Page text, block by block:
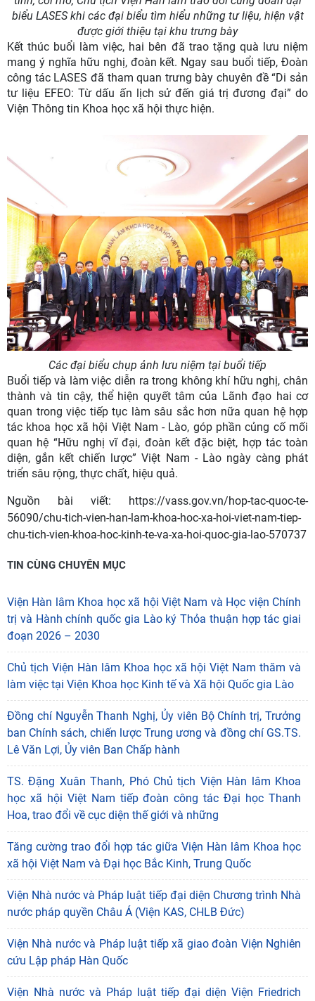
biểu LASES khi các đại biểu tìm hiểu những tư liệu, hiện vật
được giới thiệu tại khu trưng bày
Kết thúc buổi làm việc, hai bên đã trao tặng quà lưu niệm
mang ý nghĩa hữu nghị, đoàn kết. Ngay sau buổi tiếp, Đoàn
công tác LASES đã tham quan trưng bày chuyên đề “Di sản
tư liệu EFEO: Từ dấu ấn lịch sử đến giá trị đương đại” do
Viện Thông tin Khoa học xã hội thực hiện.
Các đại biểu chụp ảnh lưu niệm tại buổi tiếp
Buổi tiếp và làm việc diễn ra trong không khí hữu nghị, chân
thành và tin cậy, thể hiện quyết tâm của Lãnh đạo hai cơ
quan trong việc tiếp tục làm sâu sắc hơn nữa quan hệ hợp
tác khoa học xã hội Việt Nam - Lào, góp phần củng cố mối
quan hệ “Hữu nghị vĩ đại, đoàn kết đặc biệt, hợp tác toàn
diện, gắn kết chiến lược” Việt Nam - Lào ngày càng phát
triển sâu rộng, thực chất, hiệu quả.
Nguồn bài viết: https://vass.gov.vn/hop-tac-quoc-te-
56090/chu-tich-vien-han-lam-khoa-hoc-xa-hoi-viet-nam-tiep-
chu-tich-vien-khoa-hoc-kinh-te-va-xa-hoi-quoc-gia-lao-570737
TIN CÙNG CHUYÊN MỤC
Viện Hàn lâm Khoa học xã hội Việt Nam và Học viện Chính
trị và Hành chính quốc gia Lào ký Thỏa thuận hợp tác giai
đoạn 2026 – 2030
Chủ tịch Viện Hàn lâm Khoa học xã hội Việt Nam thăm và
làm việc tại Viện Khoa học Kinh tế và Xã hội Quốc gia Lào
Đồng chí Nguyễn Thanh Nghị, Ủy viên Bộ Chính trị, Trưởng
ban Chính sách, chiến lược Trung ương và đồng chí GS.TS.
Lê Văn Lợi, Ủy viên Ban Chấp hành
TS. Đặng Xuân Thanh, Phó Chủ tịch Viện Hàn lâm Khoa
học xã hội Việt Nam tiếp đoàn công tác Đại học Thanh
Hoa, trao đổi về cục diện thế giới và những
Tăng cường trao đổi hợp tác giữa Viện Hàn lâm Khoa học
xã hội Việt Nam và Đại học Bắc Kinh, Trung Quốc
Viện Nhà nước và Pháp luật tiếp đại diện Chương trình Nhà
nước pháp quyền Châu Á (Viện KAS, CHLB Đức)
Viện Nhà nước và Pháp luật tiếp xã giao đoàn Viện Nghiên
cứu Lập pháp Hàn Quốc
Viện Nhà nước và Pháp luật tiếp đại diện Viện Friedrich